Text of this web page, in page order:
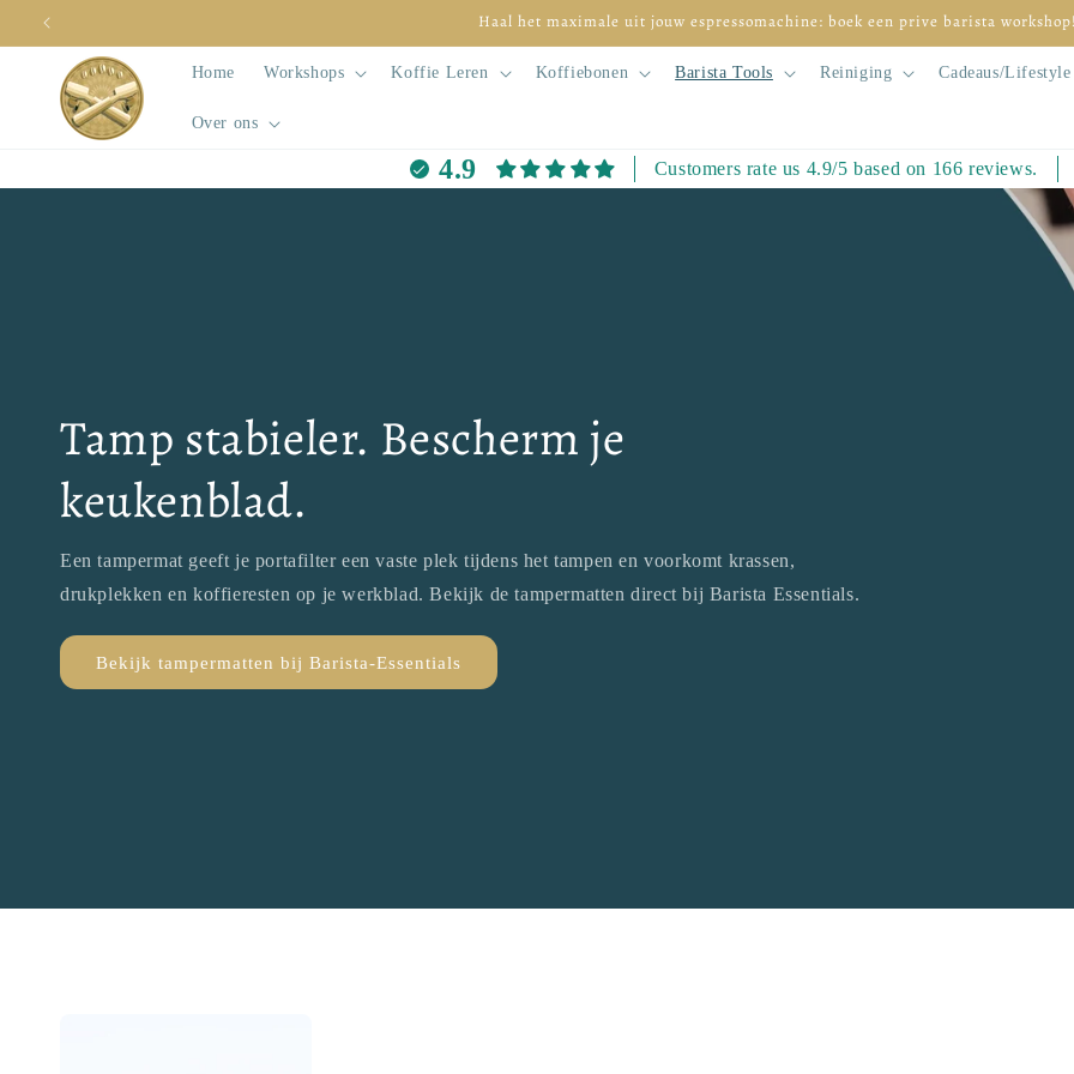
naar de
content
Haal het maximale uit jouw espressomachine: boek een prive barista workshop!
Home Workshops Koffie Leren Koffiebonen Barista Tools Reiniging Cadeaus/Lifestyle
Over ons
4.9 Customers rate us 4.9/5 based on 166 reviews.
Tamp stabieler. Bescherm je
keukenblad.
Een tampermat geeft je portafilter een vaste plek tijdens het tampen en voorkomt krassen,
drukplekken en koffieresten op je werkblad. Bekijk de tampermatten direct bij Barista Essentials.
Bekijk tampermatten bij Barista-Essentials